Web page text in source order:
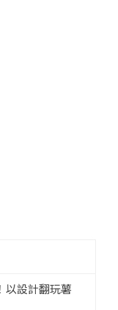
以設計翻玩薯